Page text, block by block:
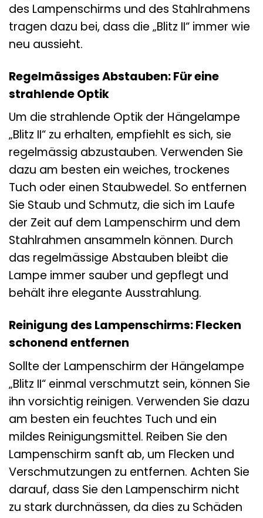
des Lampenschirms und des Stahlrahmens
tragen dazu bei, dass die „Blitz II“ immer wie
neu aussieht.
Regelmässiges Abstauben: Für eine
strahlende Optik
Um die strahlende Optik der Hängelampe
„Blitz II“ zu erhalten, empfiehlt es sich, sie
regelmässig abzustauben. Verwenden Sie
dazu am besten ein weiches, trockenes
Tuch oder einen Staubwedel. So entfernen
Sie Staub und Schmutz, die sich im Laufe
der Zeit auf dem Lampenschirm und dem
Stahlrahmen ansammeln können. Durch
das regelmässige Abstauben bleibt die
Lampe immer sauber und gepflegt und
behält ihre elegante Ausstrahlung.
Reinigung des Lampenschirms: Flecken
schonend entfernen
Sollte der Lampenschirm der Hängelampe
„Blitz II“ einmal verschmutzt sein, können Sie
ihn vorsichtig reinigen. Verwenden Sie dazu
am besten ein feuchtes Tuch und ein
mildes Reinigungsmittel. Reiben Sie den
Lampenschirm sanft ab, um Flecken und
Verschmutzungen zu entfernen. Achten Sie
darauf, dass Sie den Lampenschirm nicht
zu stark durchnässen, da dies zu Schäden